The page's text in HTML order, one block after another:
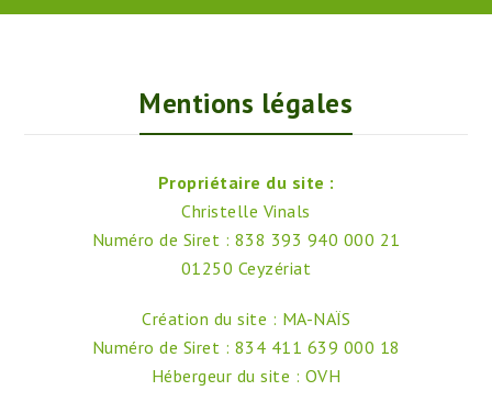
Mentions légales
Propriétaire du site :
Christelle Vinals
Numéro de Siret : 838 393 940 000 21
01250 Ceyzériat
Création du site : MA-NAÏS
Numéro de Siret : 834 411 639 000 18
Hébergeur du site : OVH